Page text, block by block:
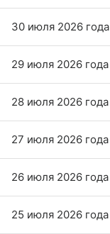
30 июля 2026 года
29 июля 2026 года
28 июля 2026 года
27 июля 2026 года
26 июля 2026 года
25 июля 2026 года